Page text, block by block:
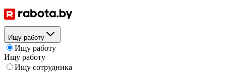
Ищу работу
Ищу работу
Ищу работу
Ищу сотрудника